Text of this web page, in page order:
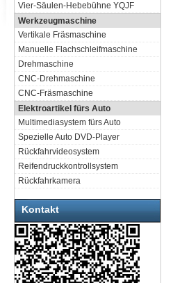
Vier-Säulen-Hebebühne YQJF
Werkzeugmaschine
Vertikale Fräsmaschine
Manuelle Flachschleifmaschine
Drehmaschine
CNC-Drehmaschine
CNC-Fräsmaschine
Elektroartikel fürs Auto
Multimediasystem fürs Auto
Spezielle Auto DVD-Player
Rückfahrvideosystem
Reifendruckkontrollsystem
Rückfahrkamera
Kontakt